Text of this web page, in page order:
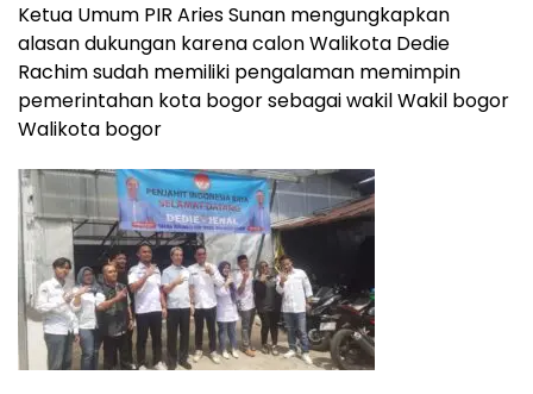
Ketua Umum PIR Aries Sunan mengungkapkan
alasan dukungan karena calon Walikota Dedie
Rachim sudah memiliki pengalaman memimpin
pemerintahan kota bogor sebagai wakil Wakil bogor
Walikota bogor